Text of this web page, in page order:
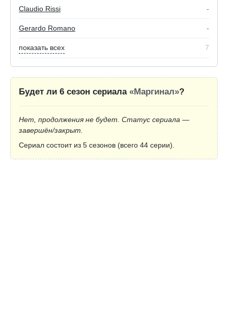
Claudio Rissi -
Gerardo Romano -
показать всех 7
Будет ли 6 сезон сериала «Маргинал»?
Нет, продолжения не будет. Статус сериала —
завершён/закрыт.
Сериал состоит из 5 сезонов (всего 44 серии).